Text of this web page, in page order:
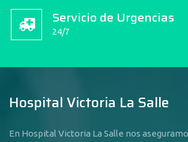
Servicio de Urgencias
24/7
Hospital Victoria La Salle
En Hospital Victoria La Salle nos